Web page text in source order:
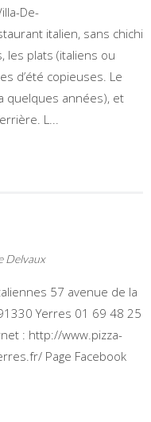
De-
italien, sans chichi
les plats (italiens ou
d’été copieuses. Le
quelques années), et
L...
Delvaux
57 avenue de la
Yerres 01 69 48 25
: http://www.pizza-
Page Facebook